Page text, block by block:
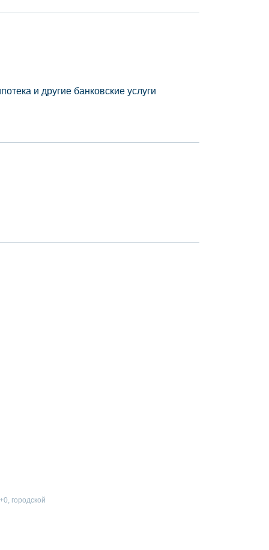
и другие банковские услуги
городской